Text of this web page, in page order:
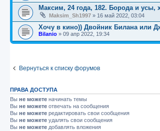
Максим, 24 года, 182. Борода и усы,
Maksim_Sh1997 » 16 май 2022, 03:04
Хочу в кино)) Двойник Билана или
Bilanio » 09 апр 2022, 19:34
Вернуться к списку форумов
ПРАВА ДОСТУПА
Вы не можете начинать темы
Вы не можете отвечать на сообщения
Вы не можете редактировать свои сообщения
Вы не можете удалять свои сообщения
Вы не можете добавлять вложения